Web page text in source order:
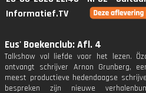
Informatief.TV
Eus' Boekenclub: Afl. 4
Talkshow vol liefde voor het lezen.
ontvangt schrijver Arnon Grunberg,
meest productieve hedendaagse
bespreken zijn nieuwe